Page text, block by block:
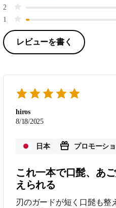
2
1
レビューを書く
hiros
8/18/2025
日本 プロモーシ
これ一本で口髭、あ
えられる
刃のガードが短く口髭も整